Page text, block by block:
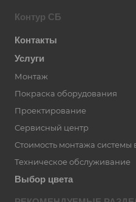
Контур СБ
Контакты
Услуги
Монтаж
Покраска оборудования
Проектирование
Сервисный центр
Стоимость монтажа
Техническое обслуживание
Выбор цвета